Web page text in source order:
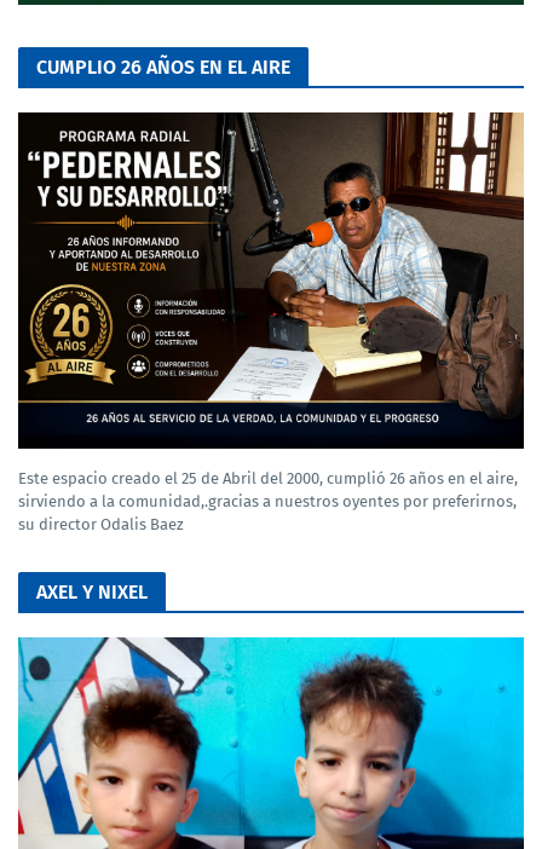
CUMPLIO 26 AÑOS EN EL AIRE
Este espacio creado el 25 de Abril del 2000, cumplió 26 años en el aire,
sirviendo a la comunidad,.gracias a nuestros oyentes por preferirnos,
su director Odalis Baez
AXEL Y NIXEL